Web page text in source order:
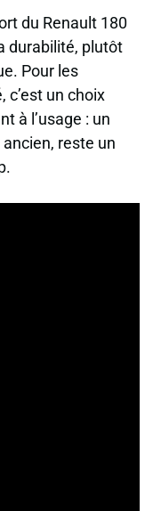
du Renault 180
durabilité, plutôt
Pour les
un choix
à l’usage : un
reste un